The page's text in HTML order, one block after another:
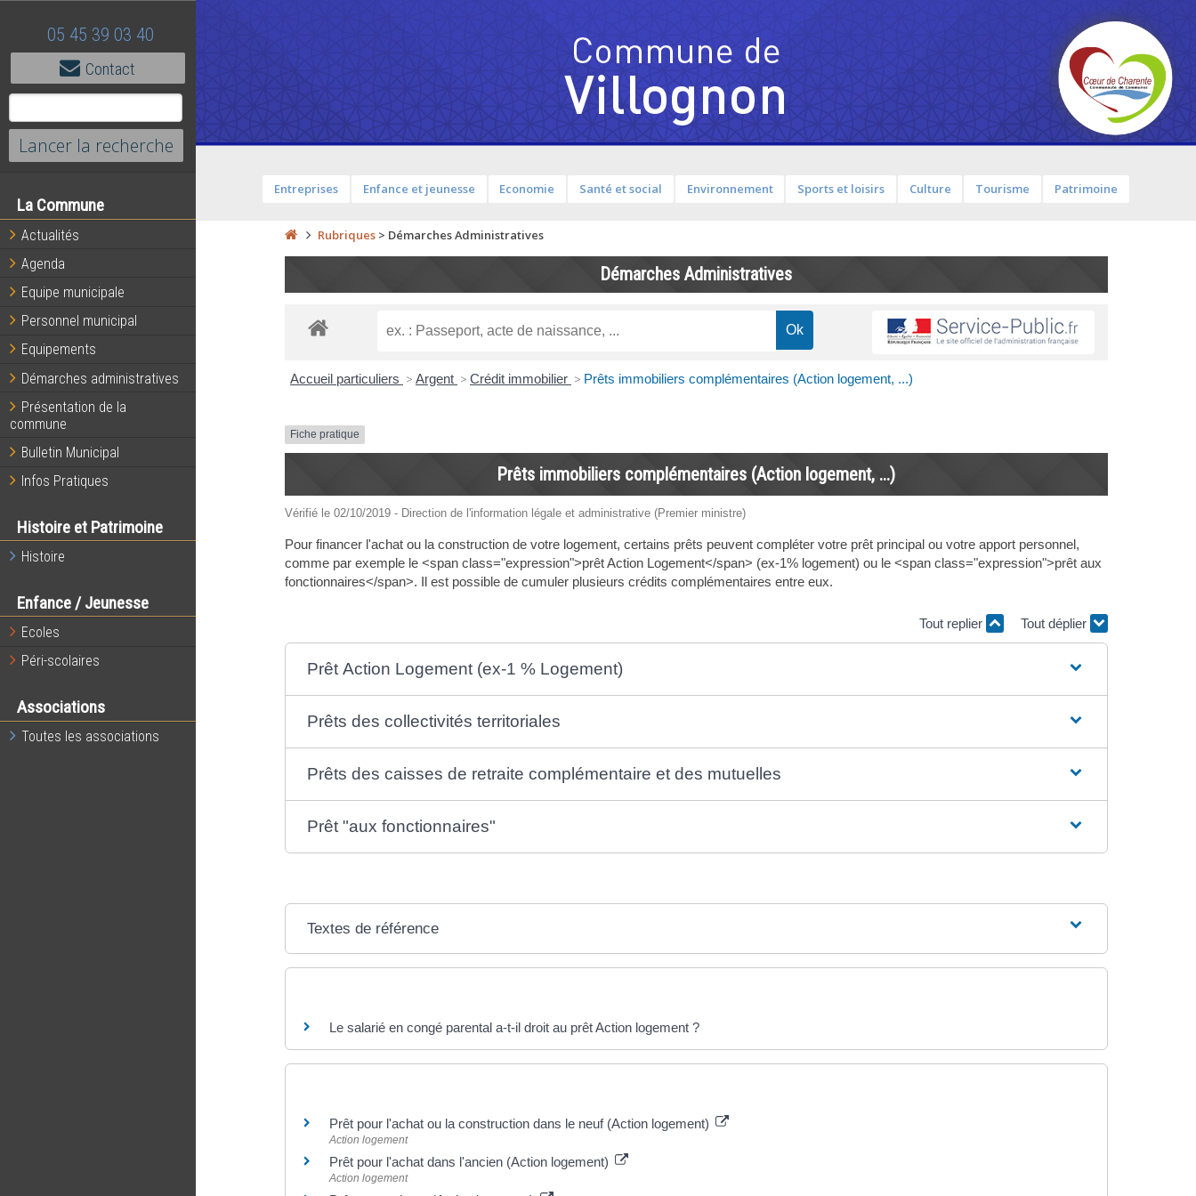
05 45 39 03 40
Contact
La Commune
Actualités
Agenda
Equipe municipale
Personnel municipal
Equipements
Démarches administratives
Présentation de la
commune
Bulletin Municipal
Infos Pratiques
Histoire et Patrimoine
Histoire
Enfance / Jeunesse
Ecoles
Péri-scolaires
Associations
Toutes les associations
Entreprises Enfance et jeunesse Economie Santé et social Environnement Sports et loisirs Culture Tourisme Patrimoine
Rubriques> Démarches Administratives
Démarches Administratives
Accueil particuliers > Argent > Crédit immobilier > Prêts immobiliers complémentaires (Action logement, ...)
Fiche pratique
Prêts immobiliers complémentaires (Action logement, ...)
Vérifié le 02/10/2019 - Direction de l'information légale et administrative (Premier ministre)
Pour financer l'achat ou la construction de votre logement, certains prêts peuvent compléter votre prêt principal ou votre apport personnel,
comme par exemple le <span class="expression">prêt Action Logement</span> (ex-1% logement) ou le <span class="expression">prêt aux
fonctionnaires</span>. Il est possible de cumuler plusieurs crédits complémentaires entre eux.
Tout replier Tout déplier
Prêt Action Logement (ex-1 % Logement)
Prêts des collectivités territoriales
Prêts des caisses de retraite complémentaire et des mutuelles
Prêt "aux fonctionnaires"
Textes de référence
Le salarié en congé parental a-t-il droit au prêt Action logement ?
Prêt pour l'achat ou la construction dans le neuf (Action logement)
Action logement
Prêt pour l'achat dans l'ancien (Action logement)
Action logement